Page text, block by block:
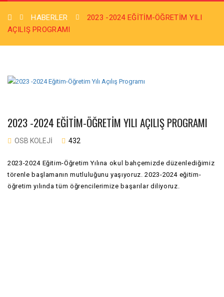
HABERLER
2023 -2024 EĞITIM-ÖĞRETIM YILI
AÇILIŞ PROGRAMI
2023 -2024 EĞITIM-ÖĞRETIM YILI AÇILIŞ PROGRAMI
OSB KOLEJI 432
2023-2024 Eğitim-Öğretim Yılına okul bahçemizde düzenlediğimiz
törenle başlamanın mutluluğunu yaşıyoruz. 2023-2024 eğitim-
öğretim yılında tüm öğrencilerimize başarılar diliyoruz.